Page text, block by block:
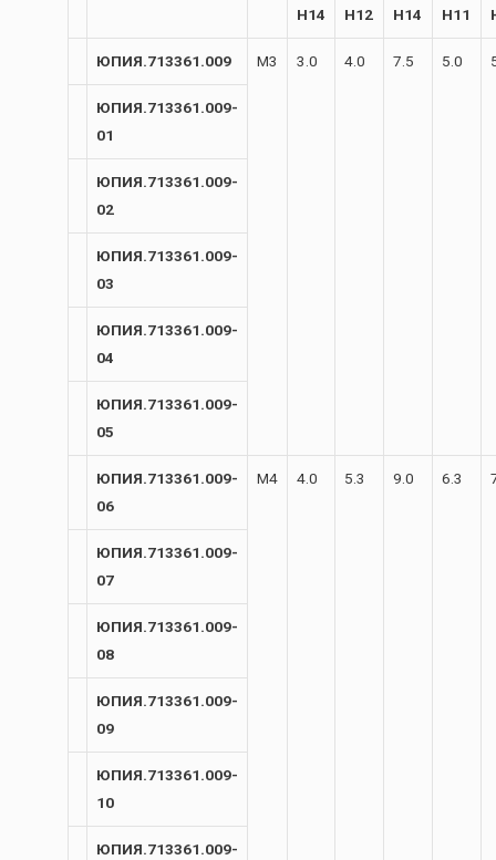
H14
H12
H14
H11
ЮПИЯ.713361.009 М3 3.0 4.0 7.5 5.0
ЮПИЯ.713361.009-
01
ЮПИЯ.713361.009-
02
ЮПИЯ.713361.009-
03
ЮПИЯ.713361.009-
04
ЮПИЯ.713361.009-
05
ЮПИЯ.713361.009-
06
М4 4.0 5.3 9.0 6.3
ЮПИЯ.713361.009-
07
ЮПИЯ.713361.009-
08
ЮПИЯ.713361.009-
09
ЮПИЯ.713361.009-
10
ЮПИЯ.713361.009-